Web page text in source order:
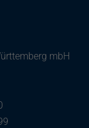
mbH